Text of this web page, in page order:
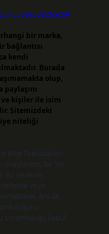
bir marka,
bağlantısı
kendi
Burada
olup,
paylaşım
ve kişiler ile isim
Sitemizdeki
niteliği
Bilgi Teknolojileri
onaylanmış bir Yer
Bu nedenle,
veya
Ancak,
sorumluluğu kabul